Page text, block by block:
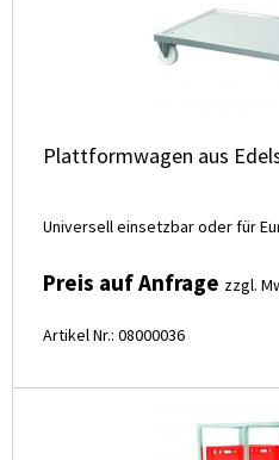
Plattformwagen aus
Universell einsetzbar oder für
Preis auf Anfrage zzgl.
Artikel Nr.: 08000036